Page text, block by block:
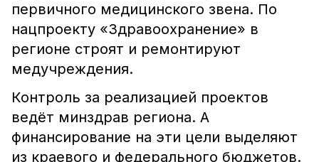
первичного медицинского звена. По
нацпроекту «Здравоохранение» в
регионе строят и ремонтируют
медучреждения.
Контроль за реализацией проектов
ведёт минздрав региона. А
финансирование на эти цели выделяют
из краевого и федерального бюджетов.